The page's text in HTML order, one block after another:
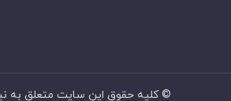
© کليه حقوق اين سايت متعلق به